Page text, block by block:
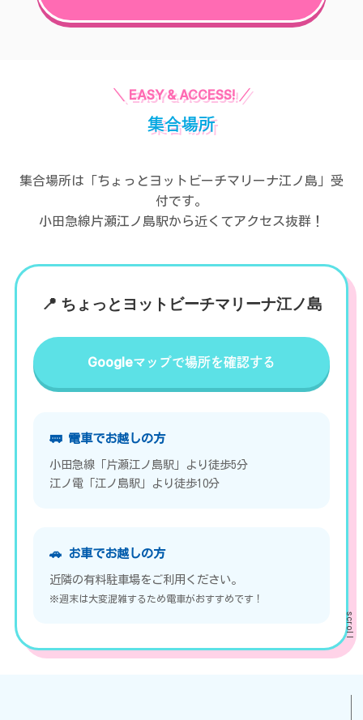
scroll
集合場所
集合場所は「ちょっとヨットビーチマリーナ江ノ島」受
付です。
小田急線片瀬江ノ島駅から近くてアクセス抜群！
📍 ちょっとヨットビーチマリーナ江ノ島
Googleマップで場所を確認する
🚃 電車でお越しの方
小田急線「片瀬江ノ島駅」より徒歩5分
江ノ電「江ノ島駅」より徒歩10分
🚗 お車でお越しの方
近隣の有料駐車場をご利用ください。
※週末は大変混雑するため電車がおすすめです！